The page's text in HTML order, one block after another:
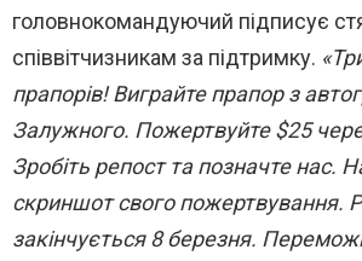
головнокомандуючий підписує
співвітчизникам за підтримку.
прапорів! Виграйте прапор з
Залужного. Пожертвуйте $25
Зробіть репост та позначте нас.
скриншот свого пожертвування.
закінчується 8 березня.